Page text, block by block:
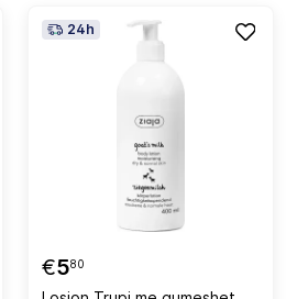
24h
€580